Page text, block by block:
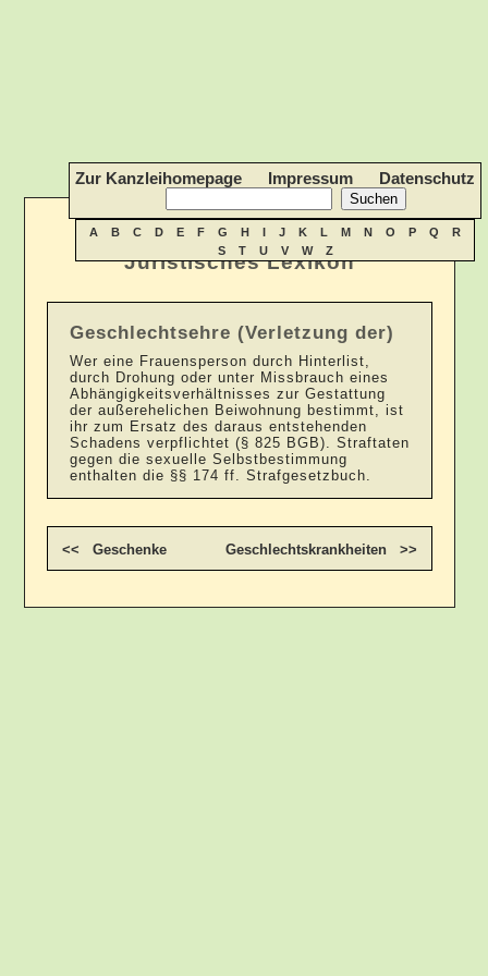
Juristisches Lexikon
Zur Kanzleihomepage Impressum Datenschutz
A B C D E F G H I J K L M N O P Q
R
S
T U V W Z
Geschlechtsehre (Verletzung der)
Wer eine Frauensperson durch Hinterlist,
durch Drohung oder unter Missbrauch eines
Abhängigkeitsverhältnisses zur Gestattung
der außerehelichen Beiwohnung bestimmt, ist
ihr zum Ersatz des daraus entstehenden
Schadens verpflichtet (§ 825 BGB). Straftaten
gegen die sexuelle Selbstbestimmung
enthalten die §§ 174 ff. Strafgesetzbuch.
<< Geschenke Geschlechtskrankheiten >>